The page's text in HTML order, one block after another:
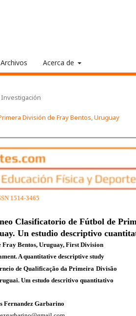
Archivos Acerca de
División de Fray Bentos, Uruguay